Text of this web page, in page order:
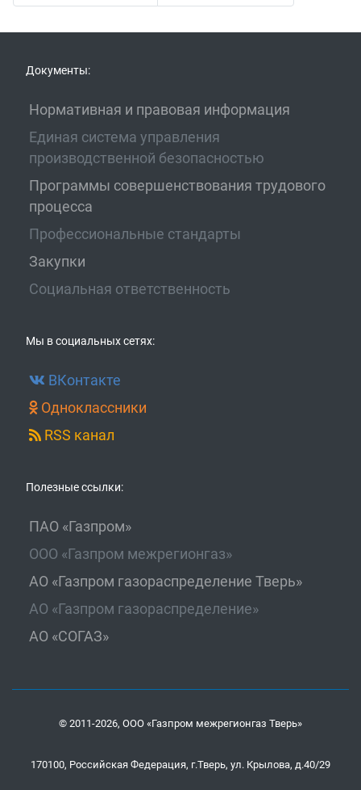
Документы:
Нормативная и правовая информация
Единая система управления
производственной безопасностью
Программы совершенствования трудового
процесса
Профессиональные стандарты
Закупки
Социальная ответственность
Мы в социальных сетях:
ВКонтакте
Одноклассники
RSS канал
Полезные ссылки:
ПАО «Газпром»
ООО «Газпром межрегионгаз»
АО «Газпром газораспределение Тверь»
АО «Газпром газораспределение»
АО «СОГАЗ»
© 2011-2026, ООО «Газпром межрегионгаз Тверь»
170100, Российская Федерация, г.Тверь, ул. Крылова, д.40/29